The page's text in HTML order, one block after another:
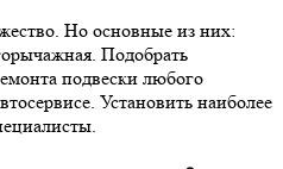
Но основные из них:
Подобрать
подвески любого
Установить наиболее